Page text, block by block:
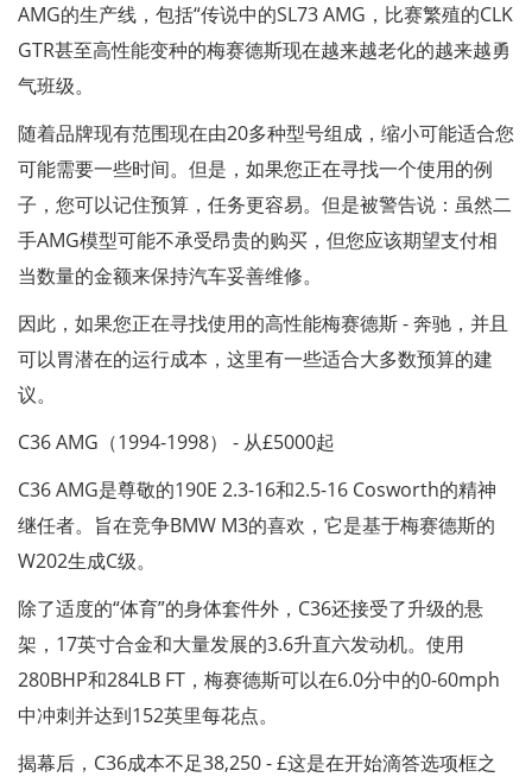
AMG的生产线，包括“传说中的SL73 AMG，比赛繁殖的CLK
GTR甚至高性能变种的梅赛德斯现在越来越老化的越来越勇
气班级。
随着品牌现有范围现在由20多种型号组成，缩小可能适合您
可能需要一些时间。但是，如果您正在寻找一个使用的例
子，您可以记住预算，任务更容易。但是被警告说：虽然二
手AMG模型可能不承受昂贵的购买，但您应该期望支付相
当数量的金额来保持汽车妥善维修。
因此，如果您正在寻找使用的高性能梅赛德斯 - 奔驰，并且
可以胃潜在的运行成本，这里有一些适合大多数预算的建
议。
C36 AMG（1994-1998） - 从£5000起
C36 AMG是尊敬的190E 2.3-16和2.5-16 Cosworth的精神
继任者。旨在竞争BMW M3的喜欢，它是基于梅赛德斯的
W202生成C级。
除了适度的“体育”的身体套件外，C36还接受了升级的悬
架，17英寸合金和大量发展的3.6升直六发动机。使用
280BHP和284LB FT，梅赛德斯可以在6.0分中的0-60mph
中冲刺并达到152英里每花点。
揭幕后，C36成本不足38,250 - £这是在开始滴答选项框之